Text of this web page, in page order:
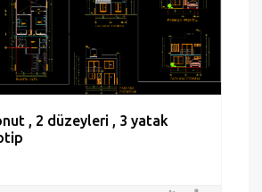
, 2 düzeyleri , 3 yatak